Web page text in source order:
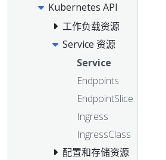
Kubernetes API
工作负载资源
Service 资源
Service
Endpoints
EndpointSlice
Ingress
IngressClass
配置和存储资源